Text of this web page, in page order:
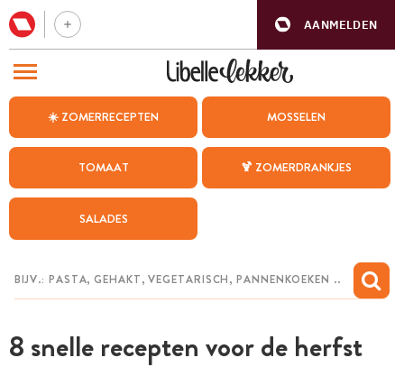
AANMELDEN
☀️ ZOMERRECEPTEN MOSSELEN
TOMAAT 🍹 ZOMERDRANKJES
SALADES
8 snelle recepten voor de herfst
BEZOEK ONZE ANDERE WEBSITES
WEEKMENU
CHAT MET MAIA
MIJN BEWAARDE RECEPTEN